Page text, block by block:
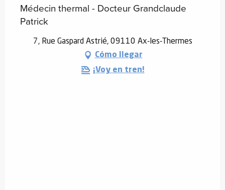
Médecin thermal - Docteur Grandclaude
Patrick
7, Rue Gaspard Astrié, 09110 Ax-les-Thermes
Cómo llegar
¡Voy en tren!